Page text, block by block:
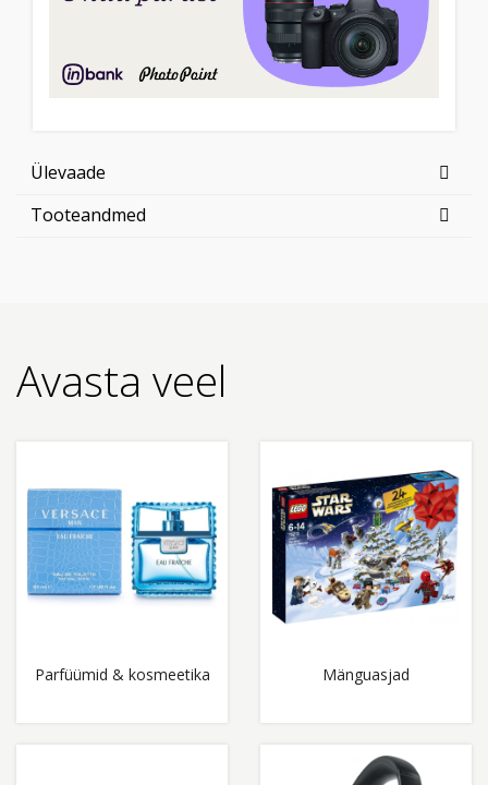
Ülevaade
Tooteandmed
Avasta veel
Parfüümid & kosmeetika Mänguasjad